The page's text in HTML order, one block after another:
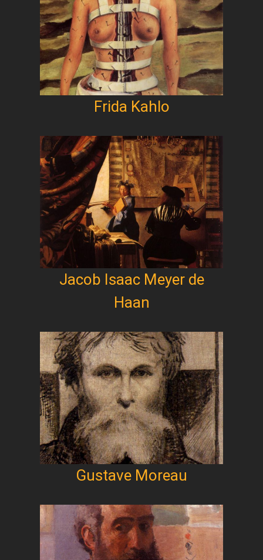
Frida Kahlo
Jacob Isaac Meyer de
Haan
Gustave Moreau